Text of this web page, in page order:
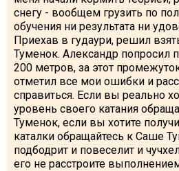
снегу - вообщем грузить по
обучения ни результата ни
Приехав в гудаури, решил
Туменок. Александр попросил
200 метров, за этот
отметил все мои ошибки и
справиться. Если вы реально
уровень своего катания
Туменок, если вы хотите
каталки обращайтесь к Саше
подбодрит и повеселит и
его не расстроите